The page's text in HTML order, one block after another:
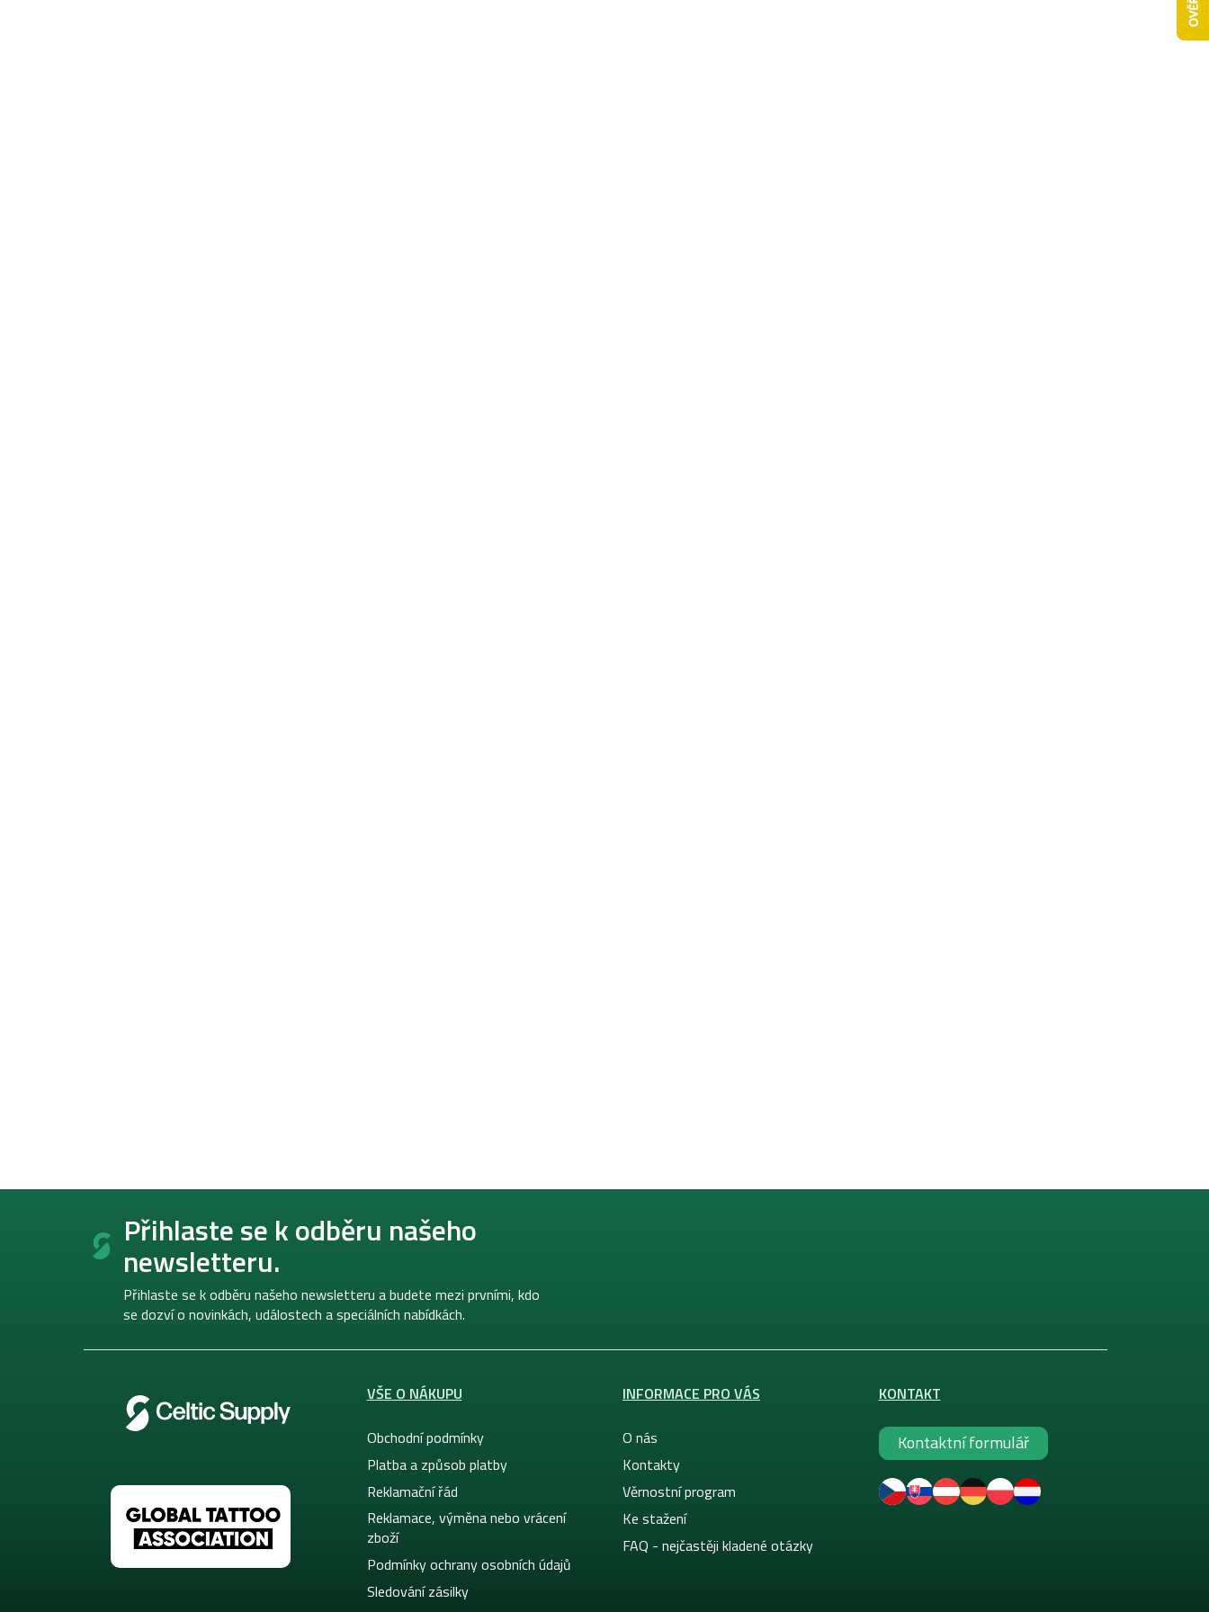
Z
Přihlaste se k odběru našeho
newsletteru.
Přihlaste se k odběru našeho newsletteru a budete mezi prvními, kdo
se dozví o novinkách, událostech a speciálních nabídkách.
VŠE O NÁKUPU
Obchodní podmínky
Platba a způsob platby
Reklamační řád
Reklamace, výměna nebo vrácení
zboží
Podmínky ochrany osobních údajů
Sledování zásilky
INFORMACE PRO VÁS
O nás
Kontakty
Věrnostní program
Ke stažení
FAQ - nejčastěji kladené otázky
KONTAKT
Kontaktní formulář